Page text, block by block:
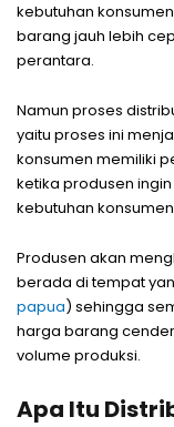
kebutuhan
barang jauh lebih
perantara.
Namun proses
yaitu proses ini
konsumen memiliki
ketika produsen
kebutuhan
Produsen akan
berada di tempat
papua) sehingga
harga barang
volume produksi.
Apa Itu